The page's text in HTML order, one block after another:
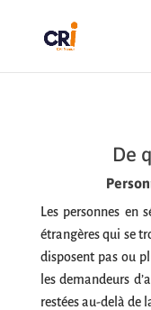
De
Les personnes en
étrangères qui se
disposent pas ou
les demandeurs
restées au-delà de